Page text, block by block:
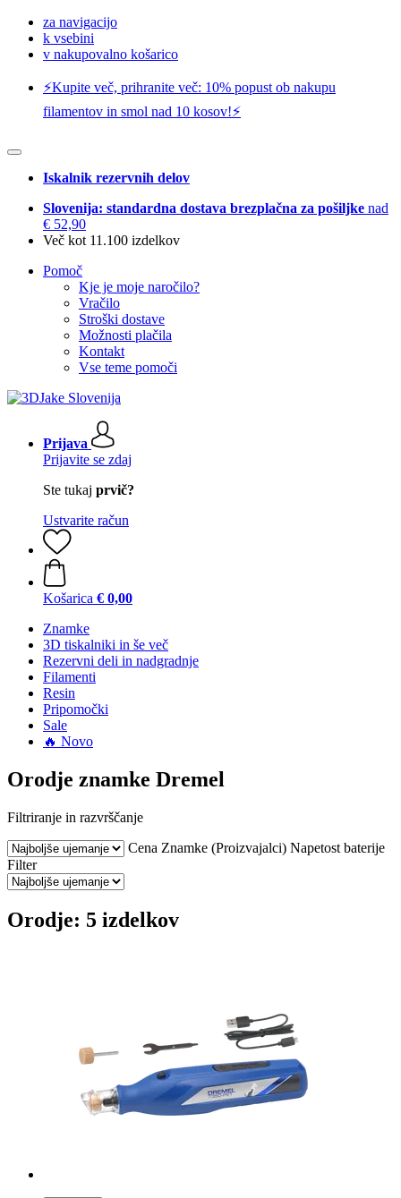
za navigacijo
k vsebini
v nakupovalno košarico
⚡️Kupite več, prihranite več: 10% popust ob nakupu
filamentov in smol nad 10 kosov!⚡️
Iskalnik rezervnih delov
Slovenija: standardna dostava brezplačna za pošiljke nad
€ 52,90
Več kot 11.100 izdelkov
Pomoč
Kje je moje naročilo?
Vračilo
Stroški dostave
Možnosti plačila
Kontakt
Vse teme pomoči
Prijava
Prijavite se zdaj
Ste tukaj prvič?
Ustvarite račun
Košarica € 0,00
Znamke
3D tiskalniki in še več
Rezervni deli in nadgradnje
Filamenti
Resin
Pripomočki
Sale
🔥 Novo
Orodje znamke Dremel
Filtriranje in razvrščanje
Cena Znamke (Proizvajalci) Napetost baterije
Filter
Orodje: 5 izdelkov